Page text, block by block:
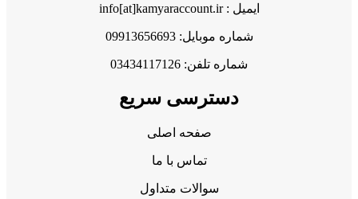
ایمیل : info[at]kamyaraccount.ir
شماره موبایل: 09913656693
شماره تلفن: 03434117126
دسترسی سریع
صفحه اصلی
تماس با ما
سوالات متداول